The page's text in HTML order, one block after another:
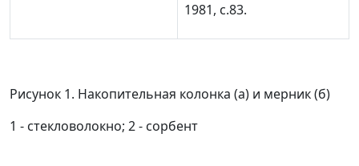
1981, с.83.
Рисунок 1. Накопительная колонка (а) и мерник (б)
1 - стекловолокно; 2- сорбент